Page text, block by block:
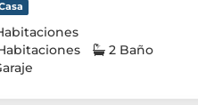
2 Baño